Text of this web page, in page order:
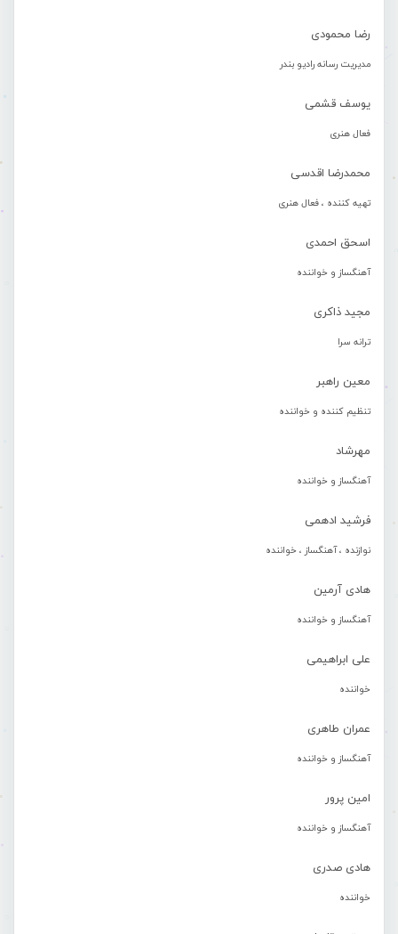
رضا محمودی
مدیریت رسانه رادیو بندر
یوسف قشمی
فعال هنری
محمدرضا اقدسی
تهیه کننده ، فعال هنری
اسحق احمدی
آهنگساز و خواننده
مجید ذاکری
ترانه سرا
معین راهبر
تنظیم کننده و خواننده
مهرشاد
آهنگساز و خواننده
فرشید ادهمی
نوازنده ، آهنگساز ، خواننده
هادی آرمین
آهنگساز و خواننده
علی ابراهیمی
خواننده
عمران طاهری
آهنگساز و خواننده
امین پرور
آهنگساز و خواننده
هادی صدری
خواننده